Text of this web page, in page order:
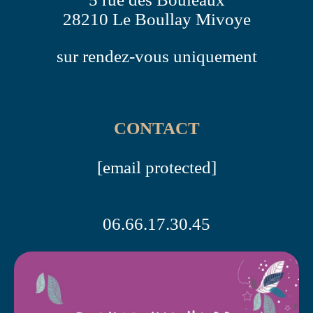
28210 Le Boullay Mivoye
sur rendez-vous uniquement
CONTACT
[email protected]
06.66.17.30.45